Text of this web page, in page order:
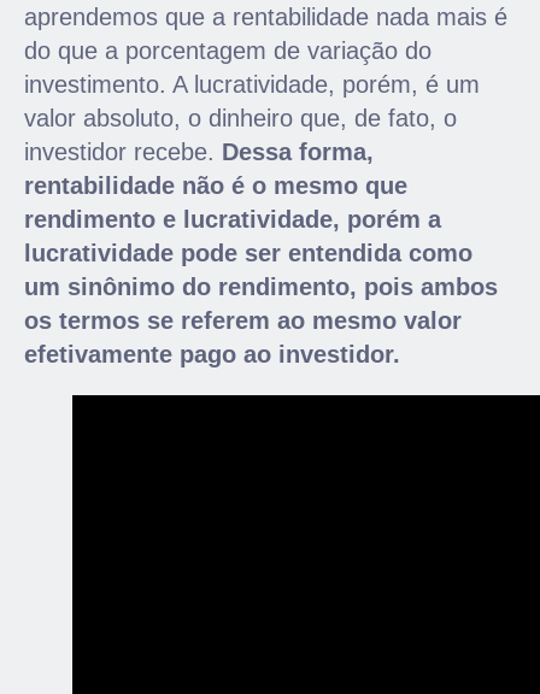
aprendemos que a rentabilidade nada mais é
do que a porcentagem de variação do
investimento. A lucratividade, porém, é um
valor absoluto, o dinheiro que, de fato, o
investidor recebe. Dessa forma,
rentabilidade não é o mesmo que
rendimento e lucratividade, porém a
lucratividade pode ser entendida como
um sinônimo do rendimento, pois ambos
os termos se referem ao mesmo valor
efetivamente pago ao investidor.